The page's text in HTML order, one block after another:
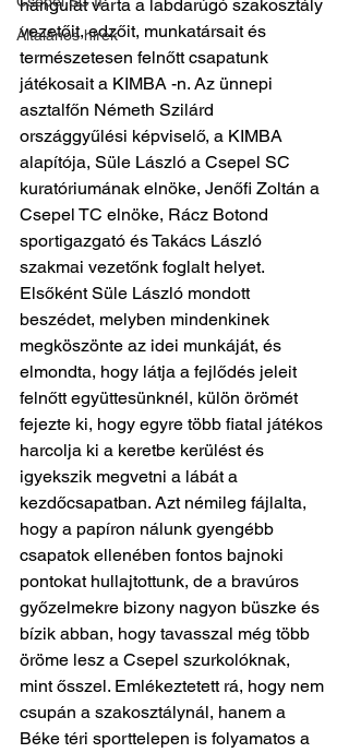
Általános hírek
hangulat várta a labdarúgó szakosztály
vezetőit, edzőit, munkatársait és
természetesen felnőtt csapatunk
játékosait a KIMBA -n. Az ünnepi
asztalfőn Németh Szilárd
országgyűlési képviselő, a KIMBA
alapítója, Süle László a Csepel SC
kuratóriumának elnöke, Jenőfi Zoltán a
Csepel TC elnöke, Rácz Botond
sportigazgató és Takács László
szakmai vezetőnk foglalt helyet.
Elsőként Süle László mondott
beszédet, melyben mindenkinek
megköszönte az idei munkáját, és
elmondta, hogy látja a fejlődés jeleit
felnőtt együttesünknél, külön örömét
fejezte ki, hogy egyre több fiatal játékos
harcolja ki a keretbe kerülést és
igyekszik megvetni a lábát a
kezdőcsapatban. Azt némileg fájlalta,
hogy a papíron nálunk gyengébb
csapatok ellenében fontos bajnoki
pontokat hullajtottunk, de a bravúros
győzelmekre bizony nagyon büszke és
bízik abban, hogy tavasszal még több
öröme lesz a Csepel szurkolóknak,
mint ősszel. Emlékeztetett rá, hogy nem
csupán a szakosztálynál, hanem a
Béke téri sporttelepen is folyamatos a